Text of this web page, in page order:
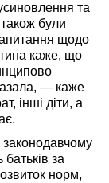
та
були
щодо
каже, що
— каже
інші діти, а
законодавчому
батьків за
норм,